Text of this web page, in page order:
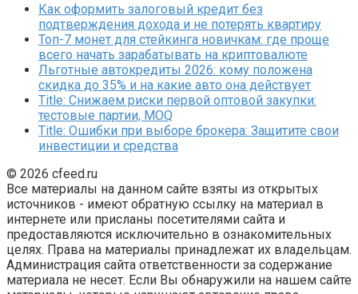
Как оформить залоговый кредит без
подтверждения дохода и не потерять квартиру
Топ-7 монет для стейкинга новичкам: где проще
всего начать зарабатывать на криптовалюте
Льготные автокредиты 2026: кому положена
скидка до 35% и на какие авто она действует
Title: Снижаем риски первой оптовой закупки:
тестовые партии, MOQ
Title: Ошибки при выборе брокера: Защитите свои
инвестиции и средства
© 2026 cfeed.ru
Все материалы на данном сайте взяты из открытых
источников - имеют обратную ссылку на материал в
интернете или присланы посетителями сайта и
предоставляются исключительно в ознакомительных
целях. Права на материалы принадлежат их владельцам.
Администрация сайта ответственности за содержание
материала не несет. Если Вы обнаружили на нашем сайте